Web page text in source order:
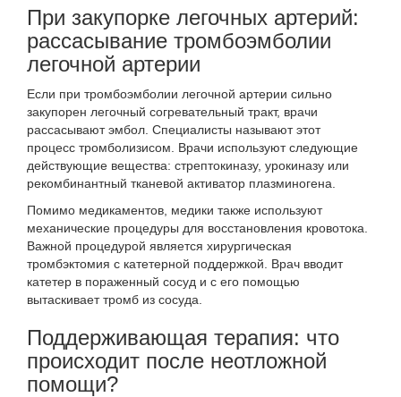
При закупорке легочных артерий:
рассасывание тромбоэмболии
легочной артерии
Если при тромбоэмболии легочной артерии сильно
закупорен легочный согревательный тракт, врачи
рассасывают эмбол. Специалисты называют этот
процесс тромболизисом . Врачи используют следующие
действующие вещества: стрептокиназу, урокиназу или
рекомбинантный тканевой активатор плазминогена.
Помимо медикаментов, медики также используют
механические процедуры для восстановления кровотока.
Важной процедурой является хирургическая
тромбэктомия с катетерной поддержкой. Врач вводит
катетер в пораженный сосуд и с его помощью
вытаскивает тромб из сосуда.
Поддерживающая терапия: что
происходит после неотложной
помощи?